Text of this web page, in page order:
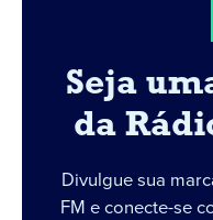
Seja
da
Divulgue sua
FM e conecte-se